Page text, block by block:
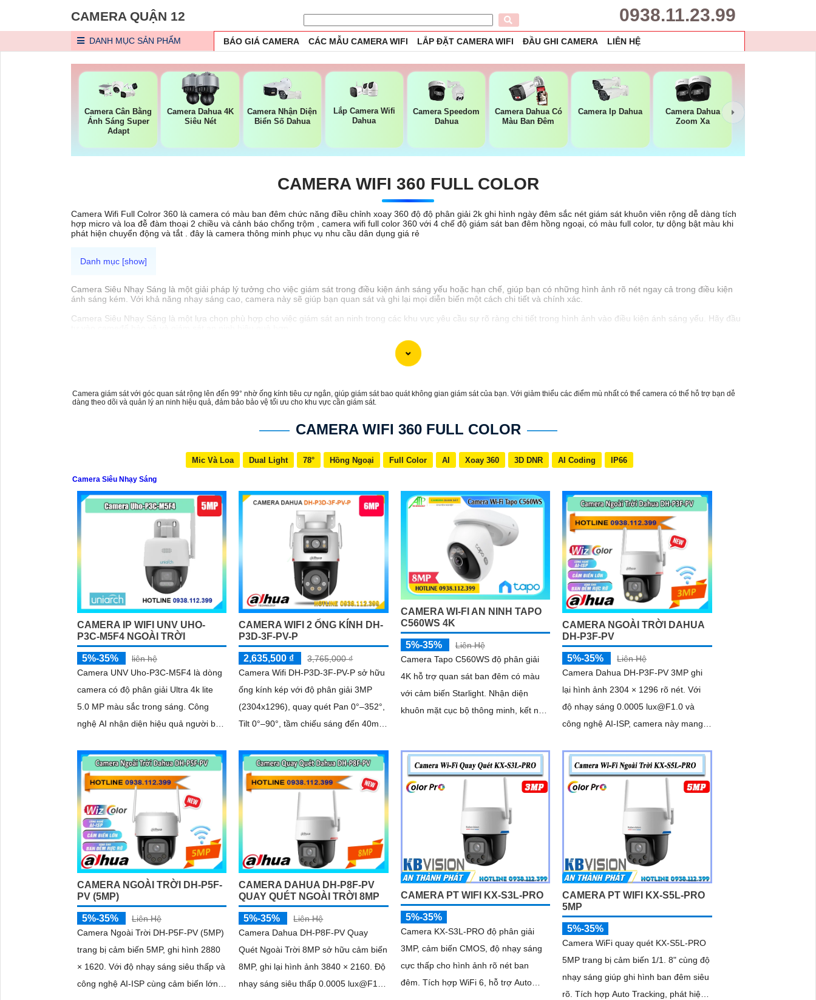
CAMERA QUẬN 12 0938.11.23.99
DANH MỤC SẢN PHẨM BÁO GIÁ CAMERA CÁC MẪU CAMERA WIFI LẮP ĐẶT CAMERA WIFI ĐẦU GHI CAMERA LIÊN HỆ
Camera Cân Bằng
Ánh Sáng Super
Adapt
Camera Dahua 4K
Siêu Nét
Camera Nhận Diện
Biển Số Dahua
Lắp Camera Wifi
Dahua
Camera Speedom
Dahua
Camera Dahua Có
Màu Ban Đêm
Camera Ip Dahua
Camera Dahua
Zoom Xa
CAMERA WIFI 360 FULL COLOR
Camera Wifi Full Colror 360 là camera có màu ban đêm chức năng điều chỉnh xoay 360 độ độ phân giải 2k ghi hình ngày đêm sắc nét giám sát khuôn viên rộng dễ dàng tích
hợp micro và loa đễ đàm thoại 2 chiều và cảnh báo chống trộm , camera wifi full color 360 với 4 chế độ giám sát ban đêm hồng ngoại, có màu full color, tự dộng bật màu khi
phát hiện chuyển động và tắt . đây là camera thông minh phục vụ nhu cầu dân dụng giá rẻ
Camera Siêu Nhạy Sáng là một giải pháp lý tưởng cho việc giám sát trong điều kiện ánh sáng yếu hoặc hạn chế, giúp bạn có những hình ảnh rõ nét ngay cả trong điều kiện
ánh sáng kém. Với khả năng nhạy sáng cao, camera này sẽ giúp bạn quan sát và ghi lại mọi diễn biến một cách chi tiết và chính xác.
Camera Siêu Nhạy Sáng là một lựa chọn phù hợp cho việc giám sát an ninh trong các khu vực yêu cầu sự rõ ràng chi tiết trong hình ảnh vào điều kiện ánh sáng yếu. Hãy đầu
Camera giám sát với góc quan sát rộng lên đến 99° nhờ ống kính tiêu cự ngắn, giúp giám sát bao quát không gian giám sát của bạn. Với giảm thiểu các điểm mù nhất có thể camera có thể hỗ trợ bạn dễ
dàng theo dõi và quản lý an ninh hiệu quả, đảm bảo bảo vệ tối ưu cho khu vực cần giám sát.
CAMERA WIFI 360 FULL COLOR
Mic Và Loa Dual Light 78° Hồng Ngoại Full Color AI Xoay 360 3D DNR AI Coding IP66
Camera Siêu Nhạy Sáng
CAMERA IP WIFI UNV UHO-
P3C-M5F4 NGOÀI TRỜI
5%-35%
liên hệ
Camera UNV Uho-P3C-M5F4 là dòng
camera có độ phân giải Ultra 4k lite
5.0 MP màu sắc trong sáng. Công
nghệ AI nhận diện hiệu quả người ban
CAMERA WIFI 2 ỐNG KÍNH DH-
P3D-3F-PV-P
2,635,500 ₫
3,765,000 ₫
Camera Wifi DH-P3D-3F-PV-P sở hữu
ống kính kép với độ phân giải 3MP
(2304x1296), quay quét Pan 0°–352°,
Tilt 0°–90°, tầm chiếu sáng đến 40m
camera này còn đạt chuẩn chống
nước IP66, hỗ trợ thẻ nhớ tối đa
256GB, kết nối Wi-Fi 2
CAMERA WI-FI AN NINH TAPO
C560WS 4K
5%-35%
Liên Hệ
Camera Tapo C560WS độ phân giải
4K hỗ trợ quan sát ban đêm có màu
với cảm biến Starlight. Nhận diện
khuôn mặt cục bộ thông minh, kết nối
CAMERA NGOÀI TRỜI DAHUA
DH-P3F-PV
5%-35%
Liên Hệ
Camera Dahua DH-P3F-PV 3MP ghi
lại hình ảnh 2304 × 1296 rõ nét. Với
độ nhạy sáng 0.0005 lux@F1.0 và
công nghệ AI-ISP, camera này mang
CAMERA NGOÀI TRỜI DH-P5F-
PV (5MP)
5%-35%
Liên Hệ
Camera Ngoài Trời DH-P5F-PV (5MP)
trang bị cảm biến 5MP, ghi hình 2880
× 1620. Với độ nhạy sáng siêu thấp và
công nghệ AI-ISP cùng cảm biến lớn,
CAMERA DAHUA DH-P8F-PV
QUAY QUÉT NGOÀI TRỜI 8MP
5%-35%
Liên Hệ
Camera Dahua DH-P8F-PV Quay
Quét Ngoài Trời 8MP sở hữu cảm biến
8MP, ghi lại hình ảnh 3840 × 2160. Độ
nhạy sáng siêu thấp 0.0005 lux@F1.0
CAMERA PT WIFI KX-S3L-PRO
5%-35%
Camera KX-S3L-PRO độ phân giải
3MP, cảm biến CMOS, độ nhạy sáng
cực thấp cho hình ảnh rõ nét ban
đêm. Tích hợp WiFi 6, hỗ trợ Auto
CAMERA PT WIFI KX-S5L-PRO
5MP
5%-35%
Camera WiFi quay quét KX-S5L-PRO
5MP trang bị cảm biến 1/1. 8" cùng độ
nhạy sáng giúp ghi hình ban đêm siêu
rõ. Tích hợp Auto Tracking, phát hiện